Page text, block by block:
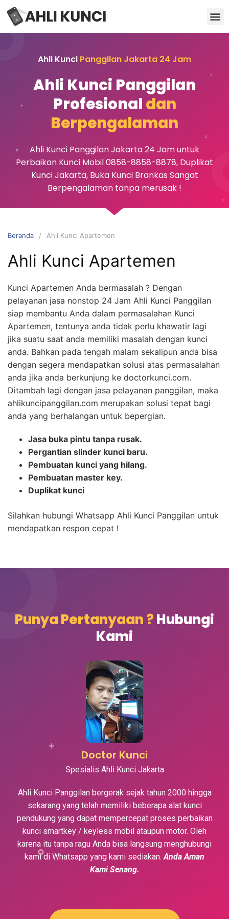
Ahli Kunci Panggilan Jakarta 24 Jam
Ahli Kunci Panggilan
Profesional dan
Berpengalaman
Ahli Kunci Panggilan Jakarta 24 Jam untuk
Perbaikan Kunci Mobil 0858-8858-8878, Duplikat
Kunci Jakarta, Buka Kunci Brankas Sangat
Berpengalaman tanpa merusak !
Beranda Ahli Kunci Apartemen
Ahli Kunci Apartemen
Kunci Apartemen Anda bermasalah ? Dengan
pelayanan jasa nonstop 24 Jam Ahli Kunci Panggilan
siap membantu Anda dalam permasalahan Kunci
Apartemen, tentunya anda tidak perlu khawatir lagi
jika suatu saat anda memiliki masalah dengan kunci
anda. Bahkan pada tengah malam sekalipun anda bisa
dengan segera mendapatkan solusi atas permasalahan
anda jika anda berkunjung ke doctorkunci.com.
Ditambah lagi dengan jasa pelayanan panggilan, maka
ahlikuncipanggilan.com merupakan solusi tepat bagi
anda yang berhalangan untuk bepergian.
Jasa buka pintu tanpa rusak.
Pergantian slinder kunci baru.
Pembuatan kunci yang hilang.
Pembuatan master key.
Duplikat kunci
Silahkan hubungi Whatsapp Ahli Kunci Panggilan untuk
mendapatkan respon cepat !
Punya Pertanyaan ?Hubungi
Kami
Doctor Kunci
Spesialis Ahli Kunci Jakarta
Ahli Kunci Panggilan bergerak sejak tahun 2000 hingga
sekarang yang telah memiliki beberapa alat kunci
pendukung yang dapat mempercepat proses perbaikan
kunci smartkey / keyless mobil ataupun motor. Oleh
karena itu tanpa ragu Anda bisa langsung menghubungi
kami di Whatsapp yang kami sediakan.Anda Aman
Kami Senang.